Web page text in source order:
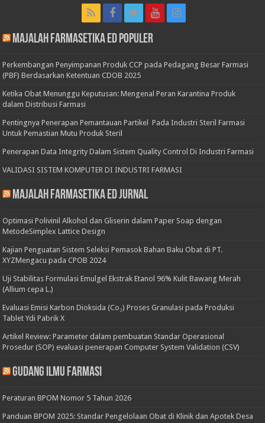
Majalah Farmasetika Ed Populer
Perkembangan Penyimpanan Produk CCP pada Pedagang Besar Farmasi
(PBF) Berdasarkan Ketentuan CDOB 2025
Ketika Obat Menunggu Keputusan: Mengenal Peran Karantina Produk
dalam Distribusi Farmasi
Pentingnya Penerapan Pemantauan Partikel Pada Industri Steril Farmasi
Untuk Pemastian Mutu Produk Steril
Penerapan Data Integrity Dalam Sistem Quality Control Di Industri Farmasi
VALIDASI SISTEM KOMPUTER DI INDUSTRI FARMASI
Majalah Farmasetika Ed Jurnal
Optimasi Polivinil Alkohol dan Gliserin dalam Paper Soap dengan
MetodeSimplex Lattice Design
Kajian Penguatan Sistem Seleksi Pemasok Bahan Baku Obat di PT.
XYZMengacu pada CPOB 2024
Uji Stabilitas Formulasi Emulgel Ekstrak Etanol 96% Kulit Bawang Merah
(Allium cepa L.)
Evaluasi Emisi Karbon Dioksida (Co₂) Proses Granulasi pada Produksi
Tablet Ydi Pabrik X
Artikel Review: Parameter dalam pembuatan Standar Operasional
Prosedur (SOP) evaluasi penerapan Computer System Validation (CSV)
Gudang Ilmu Farmasi
Peraturan BPOM Nomor 5 Tahun 2026
Panduan BPOM 2025: Standar Pengelolaan Obat di Klinik dan Apotek Desa